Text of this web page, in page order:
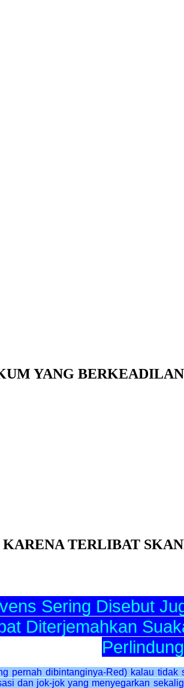
YANG BERKEADILAN
TERLIBAT
Sering Disebut
Diterjemahkan
pernah dibintanginya-Red) kalau
dan jok-jok yang menyegarkan